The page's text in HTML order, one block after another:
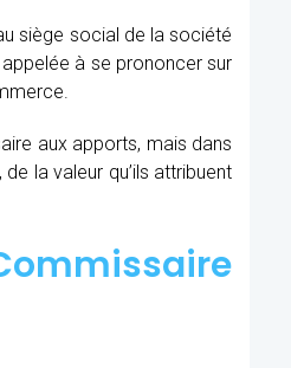
siège social de la société
à se prononcer sur
aux apports, mais dans
la valeur qu’ils attribuent